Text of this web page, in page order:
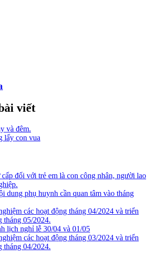
viết
và đêm.
lấy con vua
đối với trẻ em là con công nhân, người lao
dung phụ huynh cần quan tâm vào tháng
các hoạt động tháng 04/2024 và triển
tháng 05/2024.
lịch nghỉ lễ 30/04 và 01/05
các hoạt động tháng 03/2024 và triển
tháng 04/2024.